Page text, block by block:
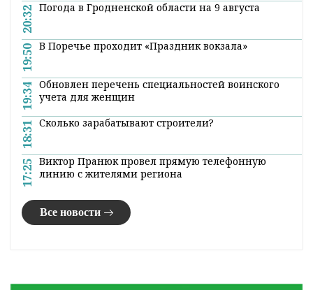
20:32 Погода в Гродненской области на 9 августа
19:50 В Поречье проходит «Праздник вокзала»
19:34 Обновлен перечень специальностей воинского
учета для женщин
18:31 Сколько зарабатывают строители?
17:25 Виктор Пранюк провел прямую телефонную
линию с жителями региона
Все новости